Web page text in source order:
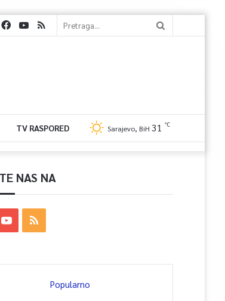
TV RASPORED Sarajevo, BiH 31 ℃
NAS NA
Popularno